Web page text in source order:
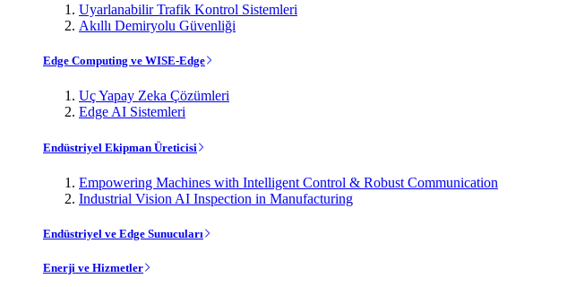
Uyarlanabilir Trafik Kontrol Sistemleri
Akıllı Demiryolu Güvenliği
Edge Computing ve WISE-Edge
Uç Yapay Zeka Çözümleri
Edge AI Sistemleri
Endüstriyel Ekipman Üreticisi
Empowering Machines with Intelligent Control & Robust Communication
Industrial Vision AI Inspection in Manufacturing
Endüstriyel ve Edge Sunucuları
Enerji ve Hizmetler